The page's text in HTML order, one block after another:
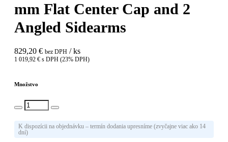
mm Flat Center Cap and 2
Angled Sidearms
829,20 € bez DPH / ks
1 019,92 € s DPH (23% DPH)
Množstvo
K dispozícii na objednávku – termín dodania upresníme (zvyčajne viac ako 14
dní)